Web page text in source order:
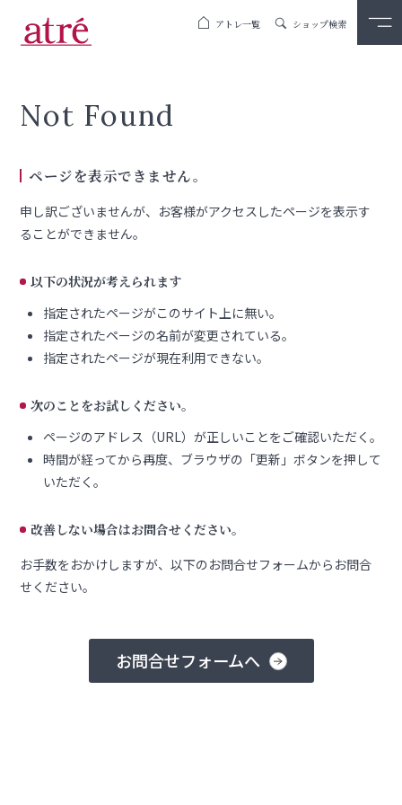
アトレ一覧 ショップ検索
Not Found
ページを表示できません。
申し訳ございませんが、お客様がアクセスしたページを表示す
ることができません。
以下の状況が考えられます
指定されたページがこのサイト上に無い。
指定されたページの名前が変更されている。
指定されたページが現在利用できない。
次のことをお試しください。
ページのアドレス（URL）が正しいことをご確認いただく。
時間が経ってから再度、ブラウザの「更新」ボタンを押して
いただく。
改善しない場合はお問合せください。
お手数をおかけしますが、以下のお問合せフォームからお問合
せください。
お問合せフォームへ